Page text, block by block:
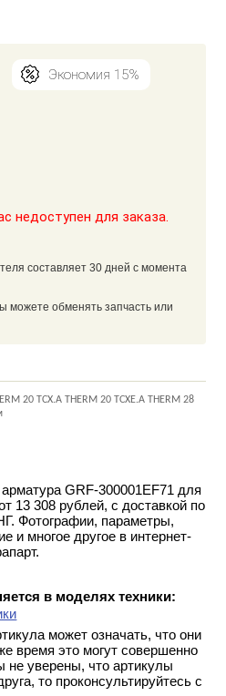
Экономия 15%
недоступен для заказа.
составляет 30 дней с момента
можете обменять запчасть или
20 TCX.A THERM 20 TCXE.A THERM 28
GRF-300001EF71 для
13 308 рублей, с доставкой по
Фотографии, параметры,
и многое другое в интернет-
в моделях техники:
может означать, что они
время это могут совершенно
не уверены, что артикулы
то проконсультируйтесь с